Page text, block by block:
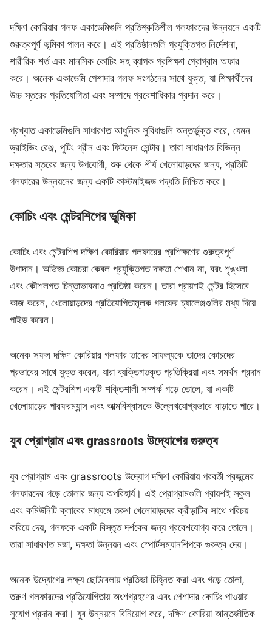
দক্ষিণ কোরিয়ার গলফ একাডেমিগুলি প্রতিশ্রুতিশীল গলফারদের উন্নয়নে একটি
গুরুত্বপূর্ণ ভূমিকা পালন করে। এই প্রতিষ্ঠানগুলি প্রযুক্তিগত নির্দেশনা,
শারীরিক শর্ত এবং মানসিক কোচিং সহ ব্যাপক প্রশিক্ষণ প্রোগ্রাম অফার
করে। অনেক একাডেমি পেশাদার গলফ সংগঠনের সাথে যুক্ত, যা শিক্ষার্থীদের
উচ্চ স্তরের প্রতিযোগিতা এবং সম্পদে প্রবেশাধিকার প্রদান করে।
প্রখ্যাত একাডেমিগুলি সাধারণত আধুনিক সুবিধাগুলি অন্তর্ভুক্ত করে, যেমন
ড্রাইভিং রেঞ্জ, পুটিং গ্রীন এবং ফিটনেস সেন্টার। তারা সাধারণত বিভিন্ন
দক্ষতার স্তরের জন্য উপযোগী, শুরু থেকে শীর্ষ খেলোয়াড়দের জন্য, প্রতিটি
গলফারের উন্নয়নের জন্য একটি কাস্টমাইজড পদ্ধতি নিশ্চিত করে।
কোচিং এবং মেন্টরশিপের ভূমিকা
কোচিং এবং মেন্টরশিপ দক্ষিণ কোরিয়ার গলফারের প্রশিক্ষণের গুরুত্বপূর্ণ
উপাদান। অভিজ্ঞ কোচরা কেবল প্রযুক্তিগত দক্ষতা শেখান না, বরং শৃঙ্খলা
এবং কৌশলগত চিন্তাভাবনাও প্রতিষ্ঠা করেন। তারা প্রায়শই মেন্টর হিসেবে
কাজ করেন, খেলোয়াড়দের প্রতিযোগিতামূলক গলফের চ্যালেঞ্জগুলির মধ্য দিয়ে
গাইড করেন।
অনেক সফল দক্ষিণ কোরিয়ার গলফার তাদের সাফল্যকে তাদের কোচদের
প্রভাবের সাথে যুক্ত করেন, যারা ব্যক্তিগতকৃত প্রতিক্রিয়া এবং সমর্থন প্রদান
করেন। এই মেন্টরশিপ একটি শক্তিশালী সম্পর্ক গড়ে তোলে, যা একটি
খেলোয়াড়ের পারফরম্যান্স এবং আত্মবিশ্বাসকে উল্লেখযোগ্যভাবে বাড়াতে পারে।
যুব প্রোগ্রাম এবং grassroots উদ্যোগের গুরুত্ব
যুব প্রোগ্রাম এবং grassroots উদ্যোগ দক্ষিণ কোরিয়ায় পরবর্তী প্রজন্মের
গলফারদের গড়ে তোলার জন্য অপরিহার্য। এই প্রোগ্রামগুলি প্রায়শই স্কুল
এবং কমিউনিটি ক্লাবের মাধ্যমে তরুণ খেলোয়াড়দের ক্রীড়াটির সাথে পরিচয়
করিয়ে দেয়, গলফকে একটি বিস্তৃত দর্শকের জন্য প্রবেশযোগ্য করে তোলে।
তারা সাধারণত মজা, দক্ষতা উন্নয়ন এবং স্পোর্টসম্যানশিপকে গুরুত্ব দেয়।
অনেক উদ্যোগের লক্ষ্য ছোটবেলায় প্রতিভা চিহ্নিত করা এবং গড়ে তোলা,
তরুণ গলফারদের প্রতিযোগিতায় অংশগ্রহণের এবং পেশাদার কোচিং পাওয়ার
সুযোগ প্রদান করা। যুব উন্নয়নে বিনিয়োগ করে, দক্ষিণ কোরিয়া আন্তর্জাতিক